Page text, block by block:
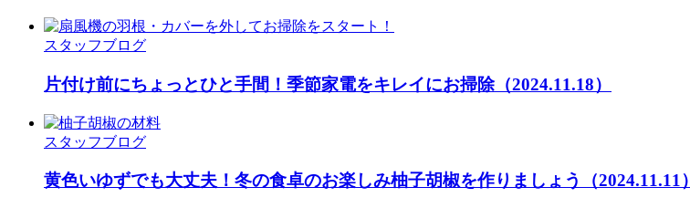
スタッフブログ
片付け前にちょっとひと手間！季節家電をキレイにお掃除（2024.11.18）
スタッフブログ
黄色いゆずでも大丈夫！冬の食卓のお楽しみ柚子胡椒を作りましょう （2024.11.11）